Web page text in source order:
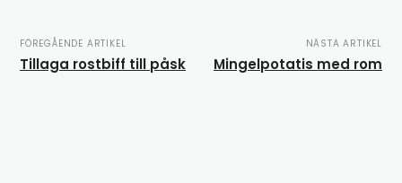
FÖREGÅENDE ARTIKEL
Tillaga rostbiff till påsk
NÄSTA ARTIKEL
Mingelpotatis med rom